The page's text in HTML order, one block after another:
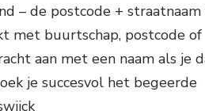
– de postcode + straatnaam
met buurtschap, postcode of
aan met een naam als je
je succesvol het begeerde